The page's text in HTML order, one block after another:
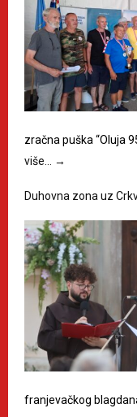
zračna puška “Oluja
više…
→
Duhovna zona uz
franjevačkog